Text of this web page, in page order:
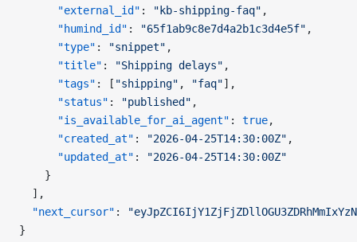
      "external_id"
: "kb-shipping-faq" ,
      "humind_id"
: "65f1ab9c8e7d4a2b1c3d4e5f" ,
      "type"
: "snippet" ,
      "title"
: "Shipping delays" ,
      "tags"
: [ "shipping" , "faq"],
      "status"
: "published" ,
      "is_available_for_ai_agent"
: true,
      "created_at"
: "2026-04-25T14:30:00Z" ,
      "updated_at"
:
"2026-04-25T14:30:00Z"
    }
  ],
  "next_cursor"
:
}